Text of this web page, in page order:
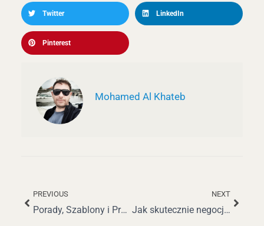
Twitter LinkedIn
Pinterest
Mohamed Al Khateb
Prev
PREVIOUS
Porady, Szablony i Przykłady Tworzenia Skutecznego CV dla Niani
NEXT
Jak skutecznie negocjować wynagrodzenie jako przedstawiciel obsługi klienta